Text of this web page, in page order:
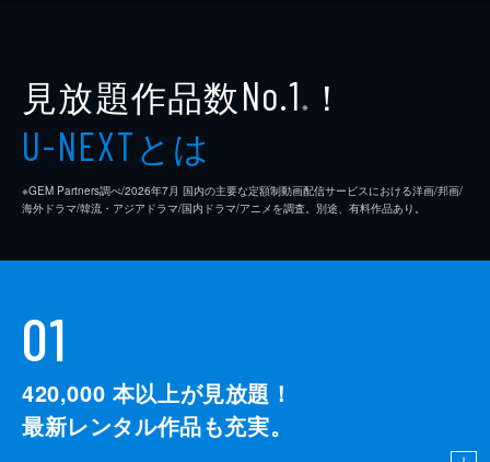
見放題作品数No.1 ※ ！
U-NEXTとは
※GEM Partners調べ/2026年7⽉ 国内の主要な定額制動画配信サービスにおける洋画/邦画/
海外ドラマ/韓流・アジアドラマ/国内ドラマ/アニメを調査。別途、有料作品あり。
01
420,000 本以上が見放題！
最新レンタル作品も充実。